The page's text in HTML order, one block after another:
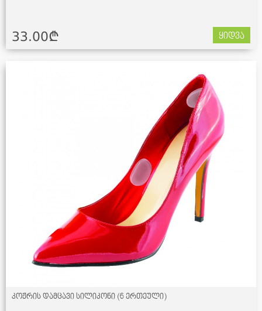
33.00¢ ყიდვა
კოჟრის დამცავი სილიკონი (6 ერთეული)